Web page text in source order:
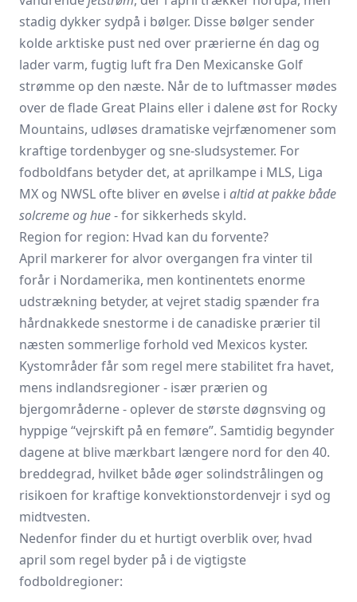
stadig dykker sydpå i bølger. Disse bølger sender
kolde arktiske pust ned over prærierne én dag og
lader varm, fugtig luft fra Den Mexicanske Golf
strømme op den næste. Når de to luftmasser mødes
over de flade Great Plains eller i dalene øst for Rocky
Mountains, udløses dramatiske vejrfænomener som
kraftige tordenbyger og sne-slud­systemer. For
fodboldfans betyder det, at aprilkampe i MLS, Liga
MX og NWSL ofte bliver en øvelse i altid at pakke både
solcreme og hue- for sikkerheds skyld.
Region for region: Hvad kan du forvente?
April markerer for alvor overgangen fra vinter til
forår i Nordamerika, men kontinentets enorme
udstrækning betyder, at vejret stadig spænder fra
hårdnakkede snestorme i de canadiske prærier til
næsten sommerlige forhold ved Mexicos kyster.
Kystområder får som regel mere stabilitet fra havet,
mens indlandsregioner - især prærien og
bjergområderne - oplever de største døgnsving og
hyppige “vejrskift på en femøre”. Samtidig begynder
dagene at blive mærkbart længere nord for den 40.
breddegrad, hvilket både øger solindstrålingen og
risikoen for kraftige konvektionstordenvejr i syd og
midtvesten.
Nedenfor finder du et hurtigt overblik over, hvad
april som regel byder på i de vigtigste
fodboldregioner: